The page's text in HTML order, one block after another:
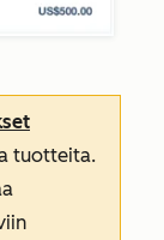
tuotteita.